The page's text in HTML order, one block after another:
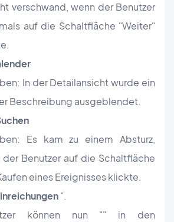
verschwand, wenn der Benutzer
auf die Schaltfläche "Weiter"
In der Detailansicht wurde ein
Beschreibung ausgeblendet.
Es kam zu einem Absturz,
der Benutzer auf die Schaltfläche
eines Ereignisses klickte.
".
können nun "" in den